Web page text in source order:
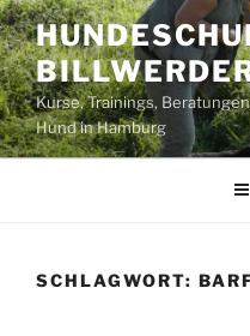
Zum
Inhalt
springen
Kurse, Trainings,
Hund in Hamburg
SCHLAGWORT: